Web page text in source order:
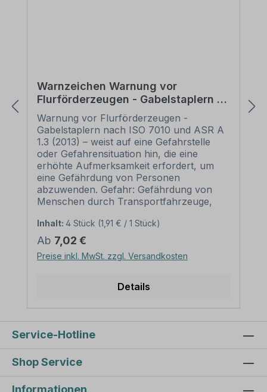
Warnzeichen Warnung vor
Flurförderzeugen - Gabelstaplern –
ISO 7010 - W014
Warnung vor Flurförderzeugen -
Gabelstaplern nach ISO 7010 und ASR A
1.3 (2013) – weist auf eine Gefahrstelle
oder Gefahrensituation hin, die eine
erhöhte Aufmerksamkeit erfordert, um
eine Gefährdung von Personen
abzuwenden. Gefahr: Gefährdung von
Menschen durch Transportfahrzeuge,
des Warnzeichens Warnung vor
Flurförderzeugen - Gabelstaplern – ISO
7010 - W014: Ausführung: Grundfarbe
gelb, Rand und Symbol schwarz
(2013) Material: Selbstklebende Folie
mm Abmessungen: (nicht in allen
Materialien verfügbar) 100 mm
Seitenlänge – Erkennungsweite bis 3 m
Erkennungsweite bis 6 m 300 mm
Seitenlänge – Erkennungsweite bis 9 m
400 mm Seitenlänge –
Inhalt: 4 Stück (1,91 € / 1 Stück)
Regulärer Preis:
Ab 7,02 €
Preise inkl. MwSt. zzgl. Versandkosten
Details
Service-Hotline
Shop Service
Informationen